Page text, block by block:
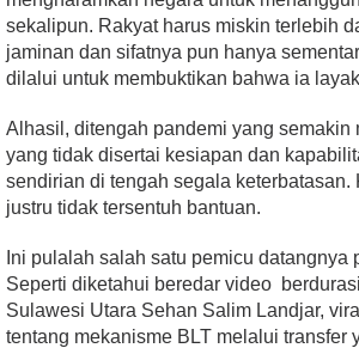
sekalipun. Rakyat harus miskin terlebih
jaminan dan sifatnya pun hanya
dilalui untuk membuktikan bahwa ia
Alhasil, ditengah pandemi yang
yang tidak disertai kesiapan dan
sendirian di tengah segala
justru tidak tersentuh bantuan.
Ini pulalah salah satu pemicu
Seperti diketahui beredar video
Sulawesi Utara Sehan Salim Landjar,
tentang mekanisme BLT melalui